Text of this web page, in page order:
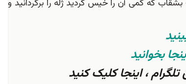
که کمی آن را خیس کردید ژله را برگردانید و
بخوانید
، اینجا کلیک کنید